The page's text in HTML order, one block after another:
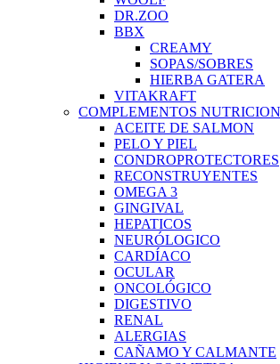
DR.ZOO
BBX
CREAMY
SOPAS/SOBRES
HIERBA GATERA
VITAKRAFT
COMPLEMENTOS
ACEITE DE SALMON
PELO Y PIEL
CONDROPROTECTORES
RECONSTRUYENTES
OMEGA 3
GINGIVAL
HEPATICOS
NEURÓLOGICO
CARDÍACO
OCULAR
ONCOLÓGICO
DIGESTIVO
RENAL
ALERGIAS
CAÑAMO Y CALMANTE